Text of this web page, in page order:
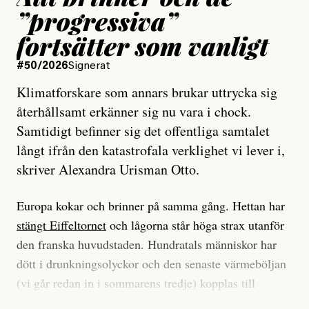
”progressiva”
fortsätter som vanligt
#50/2026Signerat
Klimatforskare som annars brukar uttrycka sig
återhållsamt erkänner sig nu vara i chock.
Samtidigt befinner sig det offentliga samtalet
långt ifrån den katastrofala verklighet vi lever i,
skriver Alexandra Urisman Otto.
Europa kokar och brinner på samma gång. Hettan har
stängt Eiffeltornet och lågorna står höga strax utanför
den franska huvudstaden. Hundratals människor har
dött i drunkningsolyckor och den senaste värmeböljan
(vi går redan in i sommarens tredje) kopplas till